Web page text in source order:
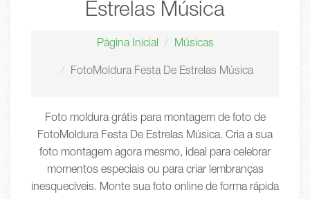
Estrelas Música
Página Inicial Músicas
FotoMoldura Festa De Estrelas Música
Foto moldura grátis para montagem de foto de
FotoMoldura Festa De Estrelas Música. Cria a sua
foto montagem agora mesmo, ideal para celebrar
momentos especiais ou para criar lembranças
inesquecíveis. Monte sua foto online de forma rápida